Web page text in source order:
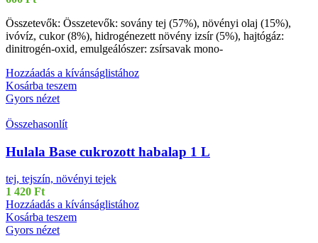
Összetevők: Összetevők: sovány tej (57%), növényi olaj (15%),
ivóvíz, cukor (8%), hidrogénezett növény izsír (5%), hajtógáz:
dinitrogén-oxid, emulgeálószer: zsírsavak mono-
Hozzáadás a kívánságlistához
Kosárba teszem
Gyors nézet
Összehasonlít
Hulala Base cukrozott habalap 1 L
tej, tejszín, növényi tejek
1 420 Ft
Hozzáadás a kívánságlistához
Kosárba teszem
Gyors nézet